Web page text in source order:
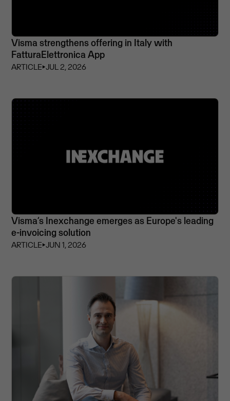
Visma strengthens offering in Italy with
FatturaElettronica App
ARTICLE⏵JUL 2, 2026
Visma’s Inexchange emerges as Europe's leading
e-invoicing solution
ARTICLE⏵JUN 1, 2026